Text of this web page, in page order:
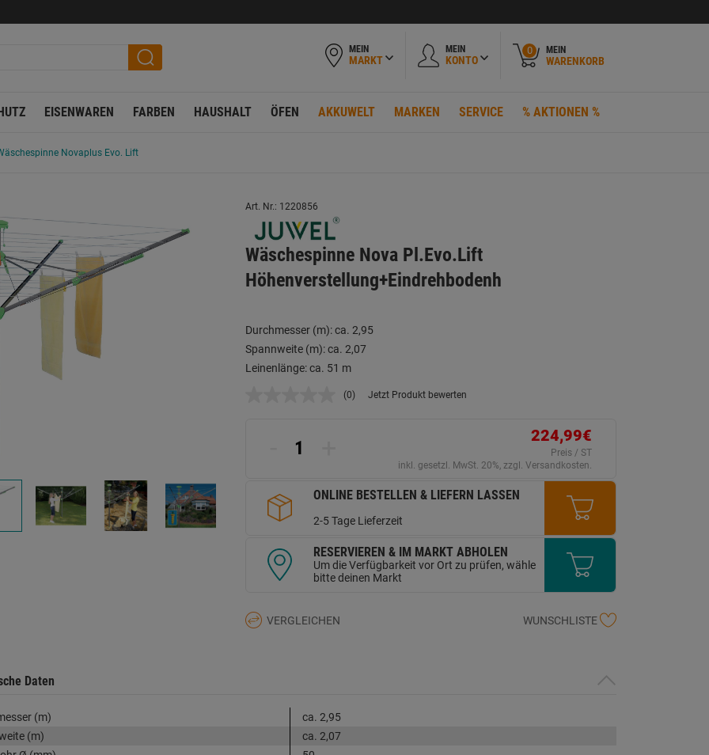
MEIN
MARKT
MEIN
KONTO
0 MEIN
WARENKORB
EISENWAREN FARBEN HAUSHALT ÖFEN AKKUWELT MARKEN SERVICE % AKTIONEN %
Novaplus Evo. Lift
Art. Nr.: 1220856
Wäschespinne Nova Pl.Evo.Lift
Höhenverstellung+Eindrehbodenh
Durchmesser (m): ca. 2,95
Spannweite (m): ca. 2,07
Leinenlänge: ca. 51 m
Kein
(0) Jetzt Produkt bewerten
224,99€
Preis / ST
inkl. gesetzl. MwSt. 20%, zzgl. Versandkosten.
ONLINE BESTELLEN & LIEFERN LASSEN
2-5 Tage Lieferzeit
RESERVIEREN & IM MARKT ABHOLEN
Um die Verfügbarkeit vor Ort zu prüfen, wähle
bitte deinen Markt
VERGLEICHEN WUNSCHLISTE
Daten
(m)
ca. 2,95
(m)
ca. 2,07